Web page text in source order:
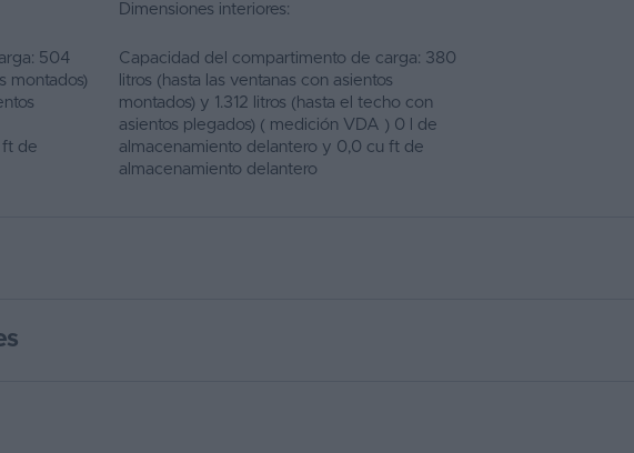
Dimensiones interiores:
504
montados)
ft de
Capacidad del compartimento de carga: 380
litros (hasta las ventanas con asientos
montados) y 1.312 litros (hasta el techo con
asientos plegados) ( medición VDA ) 0 l de
almacenamiento delantero y 0,0 cu ft de
almacenamiento delantero